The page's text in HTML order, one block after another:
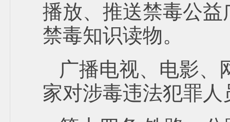
播放、推送禁毒公
禁毒知识读物。
广播电视、电影、
家对涉毒违法犯罪